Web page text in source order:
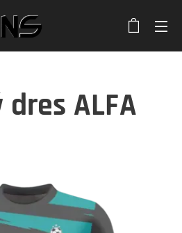
ALFA